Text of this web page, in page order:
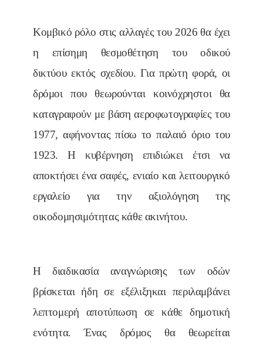
Κομβικό ρόλο στις αλλαγές του 2026 θα έχει
η επίσημη θεσμοθέτηση του οδικού
δικτύου εκτός σχεδίου. Για πρώτη φορά, οι
δρόμοι που θεωρούνται κοινόχρηστοι θα
καταγραφούν με βάση αεροφωτογραφίες του
1977, αφήνοντας πίσω το παλαιό όριο του
1923. Η κυβέρνηση επιδιώκει έτσι να
αποκτήσει ένα σαφές, ενιαίο και λειτουργικό
εργαλείο για την αξιολόγηση της
οικοδομησιμότητας κάθε ακινήτου.
Η διαδικασία αναγνώρισης των οδών
βρίσκεται ήδη σε εξέλιξηκαι περιλαμβάνει
λεπτομερή αποτύπωση σε κάθε δημοτική
ενότητα. Ένας δρόμος θα θεωρείται